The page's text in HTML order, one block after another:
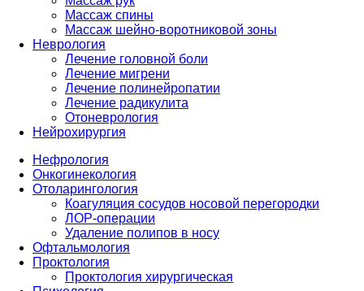
Массаж спины
Массаж шейно-воротниковой зоны
Неврология
Лечение головной боли
Лечение мигрени
Лечение полинейропатии
Лечение радикулита
Отоневрология
Нейрохирургия
Нефрология
Онкогинекология
Отоларингология
Коагуляция сосудов носовой перегородки
ЛОР-операции
Удаление полипов в носу
Офтальмология
Проктология
Проктология хирургическая